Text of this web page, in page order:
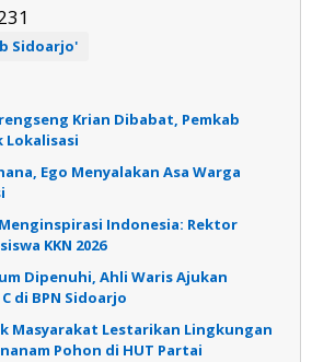
Sidoarjo'
Krian Dibabat, Pemkab
Lokalisasi
Ego Menyalakan Asa Warga
Indonesia: Rektor
KKN 2026
Dipenuhi, Ahli Waris Ajukan
di BPN Sidoarjo
Masyarakat Lestarikan Lingkungan
Pohon di HUT Partai